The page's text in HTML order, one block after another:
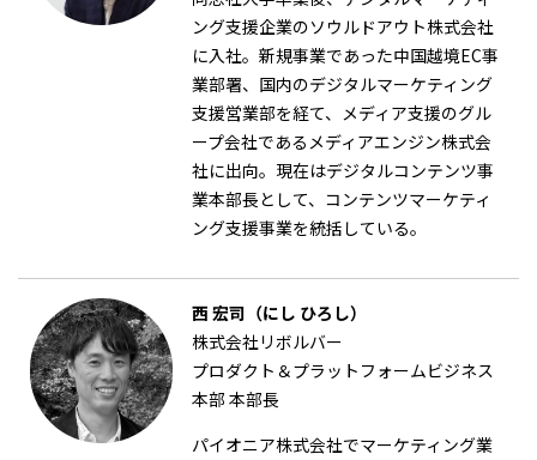
ング支援企業のソウルドアウト株式会社
に入社。新規事業であった中国越境EC事
業部署、国内のデジタルマーケティング
支援営業部を経て、メディア支援のグル
ープ会社であるメディアエンジン株式会
社に出向。現在はデジタルコンテンツ事
業本部長として、コンテンツマーケティ
ング支援事業を統括している。
西 宏司（にし ひろし）
株式会社リボルバー
プロダクト＆プラットフォームビジネス
本部 本部長
パイオニア株式会社でマーケティング業